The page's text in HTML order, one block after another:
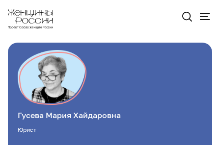
Гусева Мария Хайдаровна
Юрист